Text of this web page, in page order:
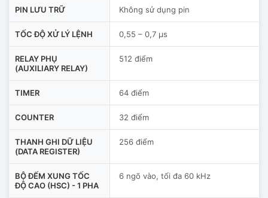
PIN LƯU TRỮ Không sử dụng pin
TỐC ĐỘ XỬ LÝ LỆNH 0,55 – 0,7 µs
RELAY PHỤ
(AUXILIARY RELAY)
512 điểm
TIMER 64 điểm
COUNTER 32 điểm
THANH GHI DỮ LIỆU
(DATA REGISTER)
256 điểm
BỘ ĐẾM XUNG TỐC
ĐỘ CAO (HSC) - 1 PHA
6 ngõ vào, tối đa 60 kHz